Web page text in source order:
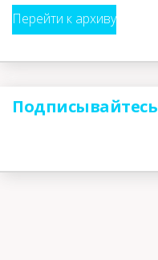
Перейти к архиву
Подписывайтесь